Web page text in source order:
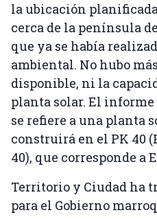
la ubicación
cerca de la península
que ya se había
ambiental. No hubo
disponible, ni la
planta solar. El
se refiere a una planta
construirá en el PK 40
40), que corresponde a
Territorio y Ciudad ha
para el Gobierno